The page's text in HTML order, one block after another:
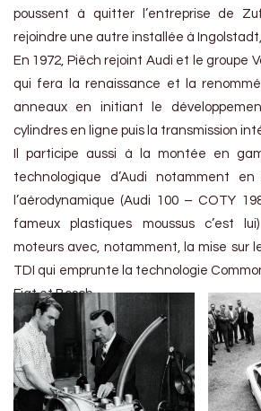
poussent à quitter l’entreprise de
rejoindre une autre installée à
En 1972, Piëch rejoint Audi et le groupe
qui fera la renaissance et la
anneaux en initiant le
cylindres en ligne puis la transmission
Il participe aussi à la montée en
technologique d’Audi notamment
l’aérodynamique (Audi 100 – COTY
fameux plastiques moussus c’est
moteurs avec, notamment, la mise sur
TDI qui emprunte la technologie
Fiat et Bosch.